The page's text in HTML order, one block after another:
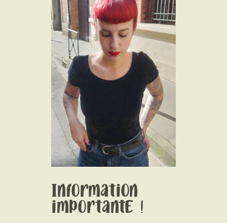
Information
importante !